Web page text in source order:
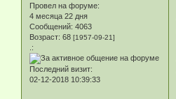
Провел на форуме:
4 месяца 22 дня
Сообщений: 4063
Возраст: 68 [1957-09-21]
.:
Последний визит:
02-12-2018 10:39:33